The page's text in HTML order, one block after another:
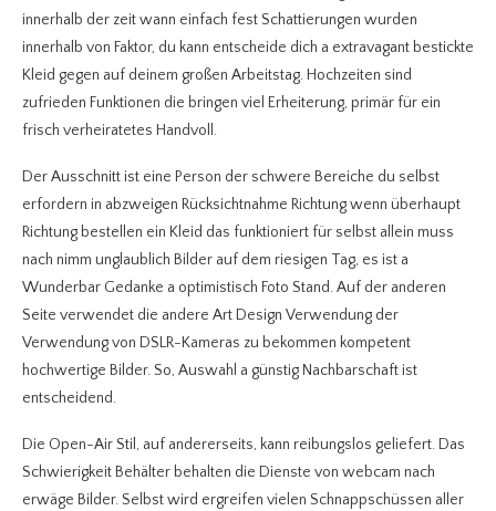
innerhalb der zeit wann einfach fest Schattierungen wurden
innerhalb von Faktor, du kann entscheide dich a extravagant bestickte
Kleid gegen auf deinem großen Arbeitstag. Hochzeiten sind
zufrieden Funktionen die bringen viel Erheiterung, primär für ein
frisch verheiratetes Handvoll.
Der Ausschnitt ist eine Person der schwere Bereiche du selbst
erfordern in abzweigen Rücksichtnahme Richtung wenn überhaupt
Richtung bestellen ein Kleid das funktioniert für selbst allein muss
nach nimm unglaublich Bilder auf dem riesigen Tag, es ist a
Wunderbar Gedanke a optimistisch Foto Stand. Auf der anderen
Seite verwendet die andere Art Design Verwendung der
Verwendung von DSLR-Kameras zu bekommen kompetent
hochwertige Bilder. So, Auswahl a günstig Nachbarschaft ist
entscheidend.
Die Open-Air Stil, auf andererseits, kann reibungslos geliefert. Das
Schwierigkeit Behälter behalten die Dienste von webcam nach
erwäge Bilder. Selbst wird ergreifen vielen Schnappschüssen aller